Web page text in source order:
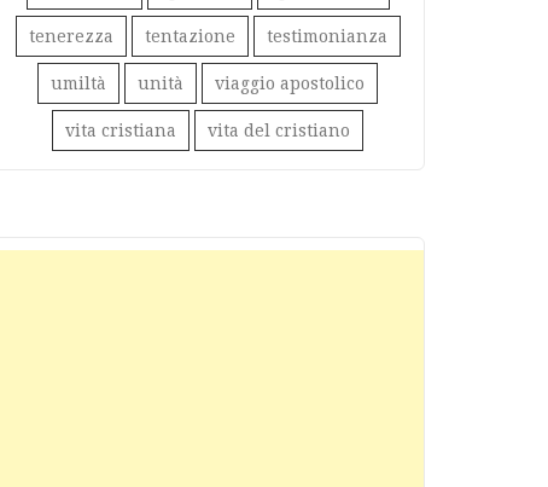
tenerezza tentazione testimonianza
umiltà unità viaggio apostolico
vita cristiana vita del cristiano